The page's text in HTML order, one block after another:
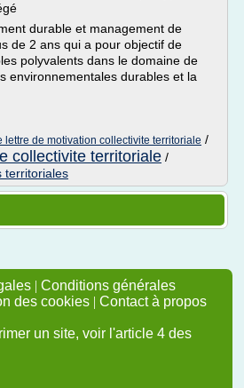
durable et management de
de 2 ans qui a pour objectif de
polyvalents dans le domaine de
environnementales durables et la
lettre de motivation collectivite territoriale /
collectivite territoriale /
territoriales
| Conditions générales
des cookies | Contact à propos
un site, voir l'article 4 des